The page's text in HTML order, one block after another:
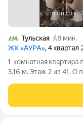
Тульская
8 мин.
ЖК «АУРА», 4 квартал
1-комнатная
3.16 м. Этаж 2 из 41. О
состоит из 42-
Серебряной. Рядом